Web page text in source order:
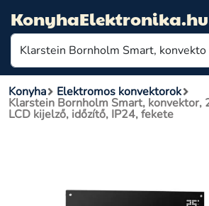
KonyhaElektronika.hu
Konyha Elektromos konvektorok
Klarstein Bornholm Smart, konvektor,
LCD kijelző, időzítő, IP24, fekete